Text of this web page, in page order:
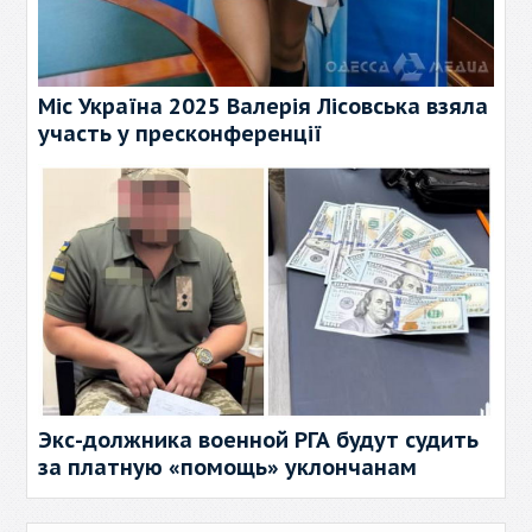
Міс Україна 2025 Валерія Лісовська взяла
участь у пресконференції
Экс-должника военной РГА будут судить
за платную «помощь» уклончанам